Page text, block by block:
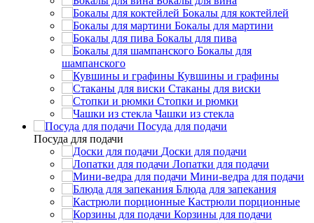
Бокалы для коктейлей
Бокалы для мартини
Бокалы для пива
Бокалы для
шампанского
Кувшины и графины
Стаканы для виски
Стопки и рюмки
Чашки из стекла
Посуда для подачи
Посуда для подачи
Доски для подачи
Лопатки для подачи
Мини-ведра для подачи
Блюда для запекания
Кастрюли порционные
Корзины для подачи